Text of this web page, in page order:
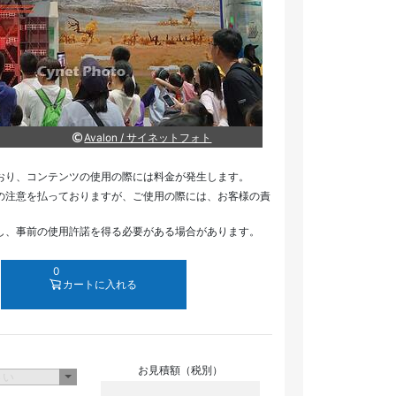
Avalon / サイネットフォト
、コンテンツの使用の際には料金が発生します。
意を払っておりますが、ご使用の際には、お客様の責
事前の使用許諾を得る必要がある場合があります。
0
カートに入れる
お見積額（税別）